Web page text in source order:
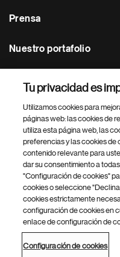
Prensa
Nuestro portafolio
Footer Site Search
inferior
del
©
Política de privacidad
Configuración de
Tu privacidad es
Utilizamos cookies para
páginas web: las cookies de
utiliza esta página web, las
preferencias y las cookies de
contenido relevante para
dar su consentimiento a
"Configuración de cookies"
cookies o seleccione
cookies estrictamente
configuración de cookies en
enlace de configuración de
Configuración de cookies